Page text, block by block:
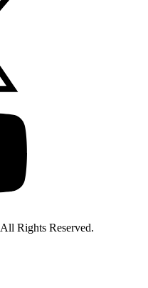
All Rights Reserved.